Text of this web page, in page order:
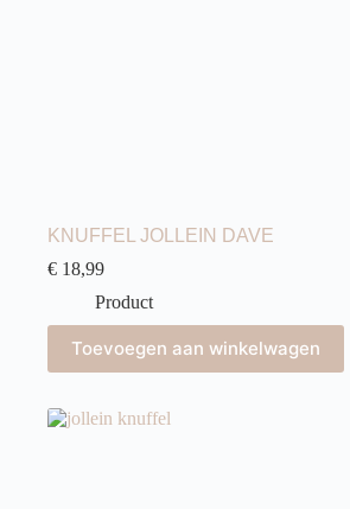
KNUFFEL JOLLEIN DAVE
€ 18,99
Product
Toevoegen aan winkelwagen